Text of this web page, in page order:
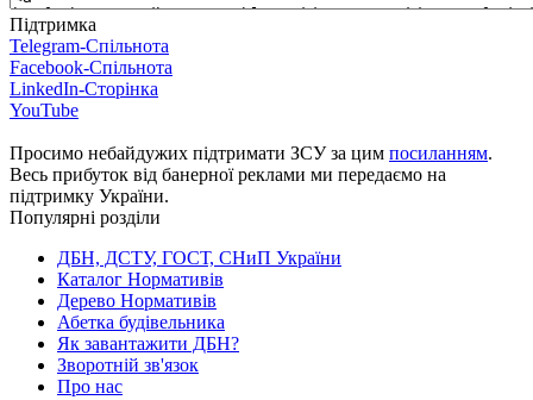
Підтримка
Telegram-Спільнота
Facebook-Спільнота
LinkedIn-Сторінка
YouTube
Просимо небайдужих підтримати ЗСУ за цим посиланням.
Весь прибуток від банерної реклами ми передаємо на
підтримку України.
Популярні розділи
ДБН, ДСТУ, ГОСТ, СНиП України
Каталог Нормативів
Дерево Нормативів
Абетка будівельника
Як завантажити ДБН?
Зворотній зв'язок
Про нас